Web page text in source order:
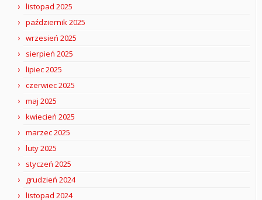
listopad 2025
październik 2025
wrzesień 2025
sierpień 2025
lipiec 2025
czerwiec 2025
maj 2025
kwiecień 2025
marzec 2025
luty 2025
styczeń 2025
grudzień 2024
listopad 2024